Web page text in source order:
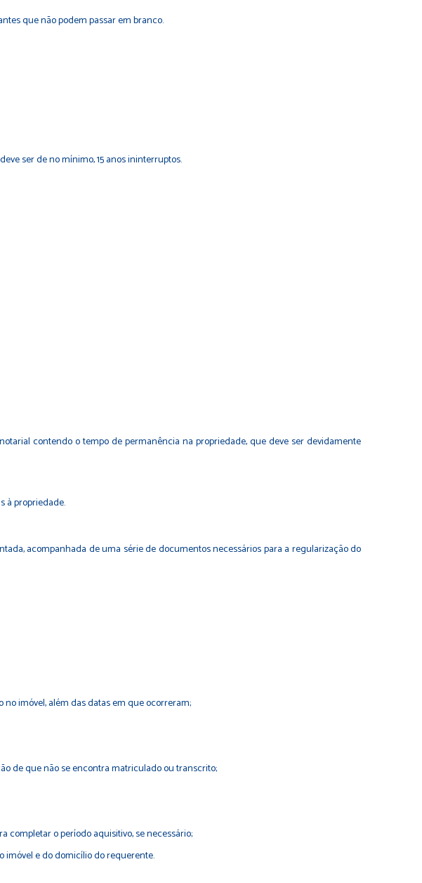
que não podem passar em branco.
ser de no mínimo, 15 anos ininterruptos.
contendo o tempo de permanência na propriedade, que deve ser devidamente
à propriedade.
acompanhada de uma série de documentos necessários para a regularização do
imóvel, além das datas em que ocorreram;
de que não se encontra matriculado ou transcrito;
completar o período aquisitivo, se necessário;
imóvel e do domicílio do requerente.